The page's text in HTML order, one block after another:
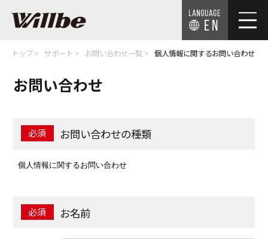
EN
トップ サポート お問い合わせ一覧 個人情報に関するお問い合わせ
お問い合わせ
お問い合わせの種類
お名前